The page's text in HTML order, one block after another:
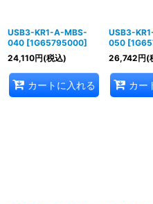
USB3-KR1-A-MBS-
040 [1G65795000]
24,110円(税込)
カートに入れる
USB3-
050 [
26,742円(
カー